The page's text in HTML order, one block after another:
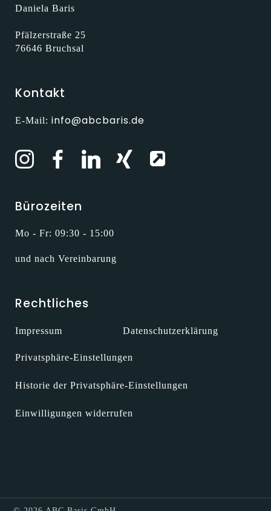
Daniela Baris
Pfälzerstraße 25
76646 Bruchsal
Kontakt
E-Mail: info@abcbaris.de
Bürozeiten
Mo - Fr: 09:30 - 15:00
und nach Vereinbarung
Rechtliches
Impressum Datenschutzerklärung
Privatsphäre-Einstellungen
Historie der Privatsphäre-Einstellungen
Einwilligungen widerrufen